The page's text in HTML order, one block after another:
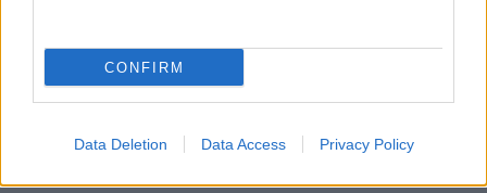
CONFIRM
Data Deletion Data Access Privacy Policy